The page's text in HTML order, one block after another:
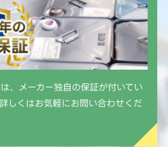
、メーカー独自の保証が付いてい
しくはお気軽にお問い合わせくだ